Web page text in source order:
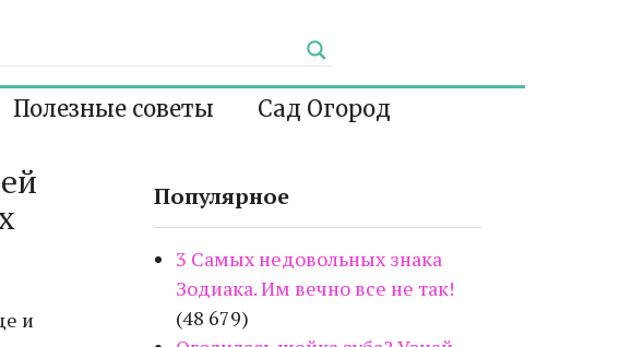
Полезные советы Сад Огород
Популярное
3 Самых недовольных знака
Зодиака. Им вечно все не так!
(48 679)